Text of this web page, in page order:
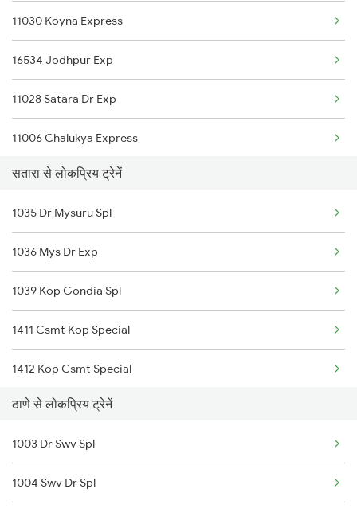
Thane to Tadepalligudem Trains
Thane to Tirunelveli Trains
Thane to Talegaon Trains
11030 Koyna Express
16534 Jodhpur Exp
11028 Satara Dr Exp
11006 Chalukya Express
सतारा से लोकप्रिय ट्रेनें
1035 Dr Mysuru Spl
1036 Mys Dr Exp
1039 Kop Gondia Spl
1411 Csmt Kop Special
1412 Kop Csmt Special
2047 Kop Nzm Sf Spl
2048 Nzm Kop Exp Spl
2497 Tpj Humsafar Spl
ठाणे से लोकप्रिय ट्रेनें
1003 Dr Swv Spl
1004 Swv Dr Spl